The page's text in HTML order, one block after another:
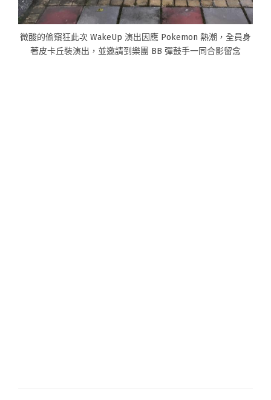
微酸的偷窺狂此次 WakeUp 演出因應 Pokemon 熱潮，全員身
著皮卡丘裝演出，並邀請到樂團 BB 彈鼓手一同合影留念